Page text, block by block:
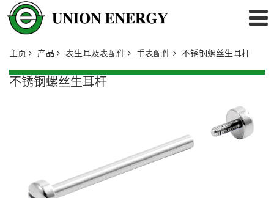
主页 产品 表生耳及表配件 手表配件 不锈钢螺丝生耳杆
不锈钢螺丝生耳杆